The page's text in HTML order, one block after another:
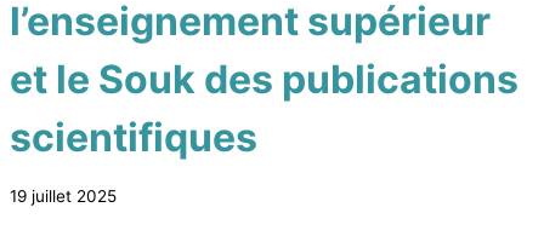
l’enseignement supérieur
et le Souk des publications
scientifiques
19 juillet 2025